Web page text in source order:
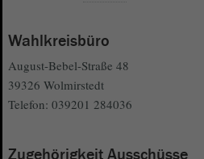
Wahlkreisbüro
August-Bebel-Straße 48
39326 Wolmirstedt
Telefon: 039201 284036